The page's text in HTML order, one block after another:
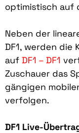
optimistisch auf
Neben der
DF1, werden die
auf DF1 – DF1
Zuschauer das
gängigen
verfolgen.
DF1 Live-